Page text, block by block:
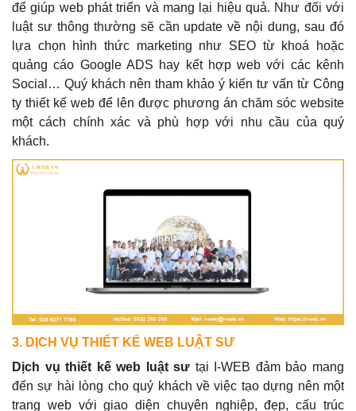
để giúp web phát triển và mang lại hiệu quả. Như đối với
luật sư thông thường sẽ cần update về nội dung, sau đó
lựa chọn hình thức marketing như SEO từ khoá hoặc
quảng cáo Google ADS hay kết hợp web với các kênh
Social… Quý khách nên tham khảo ý kiến tư vấn từ Công
ty thiết kế web để lên được phương án chăm sóc website
một cách chính xác và phù hợp với nhu cầu của quý
khách.
3. DỊCH VỤ THIẾT KẾ WEB LUẬT SƯ
Dịch vụ thiết kế web luật sư tại I-WEB đảm bảo mang
đến sự hài lòng cho quý khách về việc tạo dựng nên một
trang web với giao diện chuyên nghiệp, đẹp, cấu trúc